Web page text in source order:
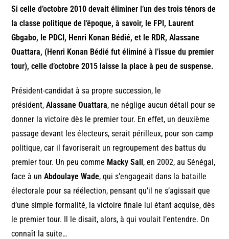
Si celle d’octobre 2010 devait éliminer l’un des trois ténors de
la classe politique de l’époque, à savoir, le FPI, Laurent
Gbgabo, le PDCI, Henri Konan Bédié, et le RDR, Alassane
Ouattara, (Henri Konan Bédié fut éliminé à l’issue du premier
tour), celle d’octobre 2015 laisse la place à peu de suspense.
Président-candidat à sa propre succession, le
président,Alassane Ouattara, ne néglige aucun détail pour se
donner la victoire dès le premier tour. En effet, un deuxième
passage devant les électeurs, serait périlleux, pour son camp
politique, car il favoriserait un regroupement des battus du
premier tour. Un peu comme Macky Sall, en 2002, au Sénégal,
face à unAbdoulaye Wade, qui s’engageait dans la bataille
électorale pour sa réélection, pensant qu’il ne s’agissait que
d’une simple formalité, la victoire finale lui étant acquise, dès
le premier tour. Il le disait, alors, à qui voulait l’entendre. On
connaît la suite…